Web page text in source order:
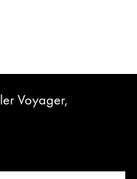
Voyager,